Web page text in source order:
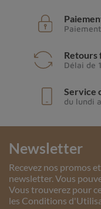
Retours
Délai de
Service
du lundi
Newsletter
Recevez nos promos
newsletter. Vous
Vous trouverez pour
les Conditions